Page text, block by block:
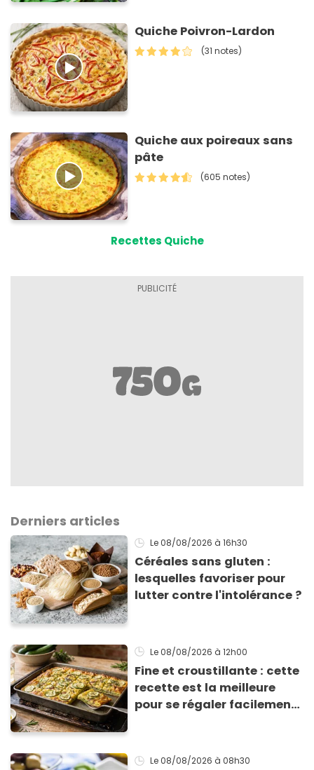
Quiche Poivron-Lardon
(31 notes)
Quiche aux poireaux sans
pâte
(605 notes)
Recettes Quiche
Derniers articles
Le 08/08/2026 à 16h30
Céréales sans gluten :
lesquelles favoriser pour
lutter contre l'intolérance ?
Le 08/08/2026 à 12h00
Fine et croustillante : cette
recette est la meilleure
pour se régaler facilement
Le 08/08/2026 à 08h30